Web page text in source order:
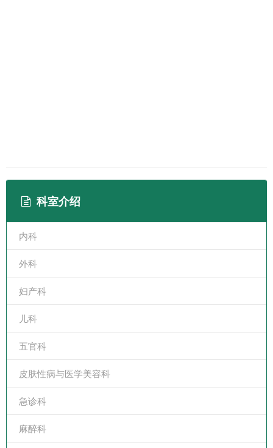
科室介绍
内科
外科
妇产科
儿科
五官科
皮肤性病与医学美容科
急诊科
麻醉科